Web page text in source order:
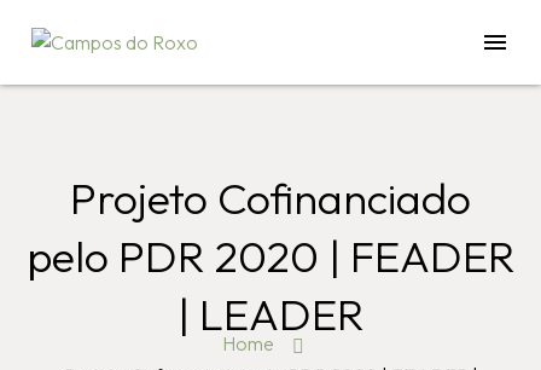
Sobre Nós
A Gerência
O que Fazemos
Projeto Cofinanciado
pelo PDR 2020 | FEADER
| LEADER
Home